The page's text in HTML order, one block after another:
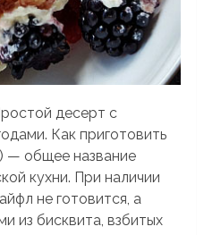
десерт с
Как приготовить
— общее название
кухни. При наличии
не готовится, а
из бисквита, взбитых